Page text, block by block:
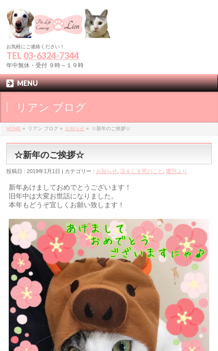
お気軽にご連絡ください！
TEL 03-6324-7344
年中無休・受付 ９時～１９時
MENU
リアン ブログ
HOME » リアン ブログ » お知らせ » ☆新年のご挨拶☆
☆新年のご挨拶☆
投稿日 : 2019年1月1日 | カテゴリー : お知らせ ,凉＆しま男のこと 鷹羽より
新年あけましておめでとうございます！
旧年中は大変お世話になりました。
本年もどうぞ宜しくお願い致します！